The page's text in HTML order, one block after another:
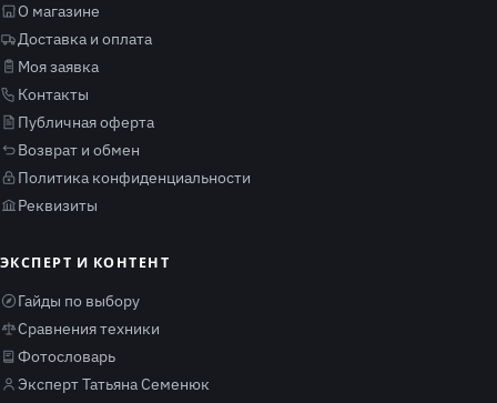
О магазине
Доставка и оплата
Моя заявка
Контакты
Публичная оферта
Возврат и обмен
Политика конфиденциальности
Реквизиты
ЭКСПЕРТ И КОНТЕНТ
Гайды по выбору
Сравнения техники
Фотословарь
Эксперт Татьяна Семенюк